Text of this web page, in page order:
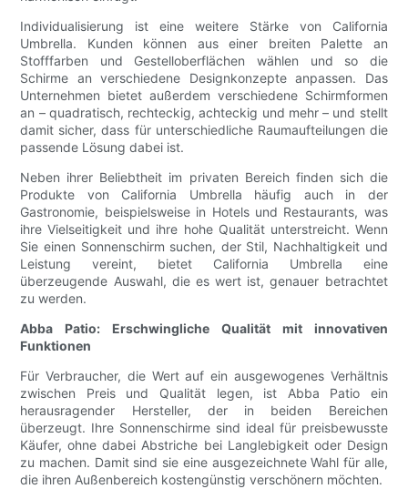
Individualisierung ist eine weitere Stärke von California
Umbrella. Kunden können aus einer breiten Palette an
Stofffarben und Gestelloberflächen wählen und so die
Schirme an verschiedene Designkonzepte anpassen. Das
Unternehmen bietet außerdem verschiedene Schirmformen
an – quadratisch, rechteckig, achteckig und mehr – und stellt
damit sicher, dass für unterschiedliche Raumaufteilungen die
passende Lösung dabei ist.
Neben ihrer Beliebtheit im privaten Bereich finden sich die
Produkte von California Umbrella häufig auch in der
Gastronomie, beispielsweise in Hotels und Restaurants, was
ihre Vielseitigkeit und ihre hohe Qualität unterstreicht. Wenn
Sie einen Sonnenschirm suchen, der Stil, Nachhaltigkeit und
Leistung vereint, bietet California Umbrella eine
überzeugende Auswahl, die es wert ist, genauer betrachtet
zu werden.
Abba Patio: Erschwingliche Qualität mit innovativen
Funktionen
Für Verbraucher, die Wert auf ein ausgewogenes Verhältnis
zwischen Preis und Qualität legen, ist Abba Patio ein
herausragender Hersteller, der in beiden Bereichen
überzeugt. Ihre Sonnenschirme sind ideal für preisbewusste
Käufer, ohne dabei Abstriche bei Langlebigkeit oder Design
zu machen. Damit sind sie eine ausgezeichnete Wahl für alle,
die ihren Außenbereich kostengünstig verschönern möchten.